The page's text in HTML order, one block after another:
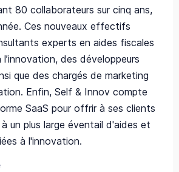
80 collaborateurs sur cinq ans,
Ces nouveaux effectifs
experts en aides fiscales
des développeurs
que des chargés de marketing
Enfin, Self & Innov compte
SaaS pour offrir à ses clients
un plus large éventail d'aides et
à l'innovation.